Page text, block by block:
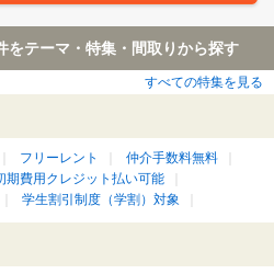
をテーマ・特集・間取りから探す
すべての特集を見る
フリーレント
仲介手数料無料
期費用クレジット払い可能
学生割引制度（学割）対象